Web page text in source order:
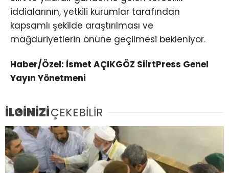
iddialarının, yetkili kurumlar tarafından
kapsamlı şekilde araştırılması ve
mağduriyetlerin önüne geçilmesi bekleniyor.
Haber/Özel: İsmet AÇIKGÖZ SiirtPress Genel
Yayın Yönetmeni
İLGİNİZİÇEKEBİLİR